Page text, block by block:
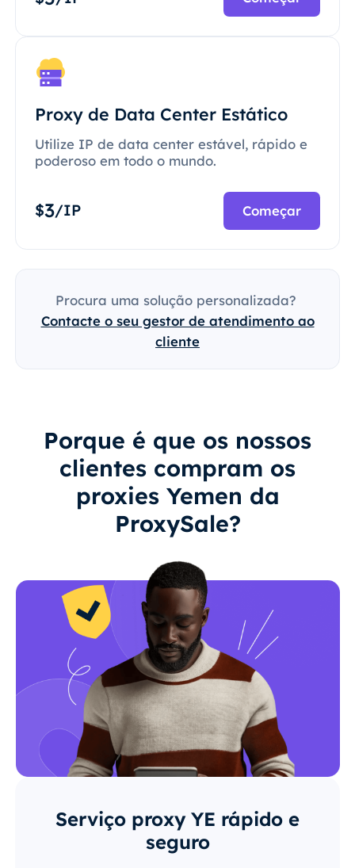
Proxy de Data Center Estático
Utilize IP de data center estável, rápido e
poderoso em todo o mundo.
$3/IP Começar
Procura uma solução personalizada?
Contacte o seu gestor de atendimento ao
cliente
Porque é que os nossos
clientes compram os
proxies Yemen da
ProxySale?
Serviço proxy YE rápido e
seguro